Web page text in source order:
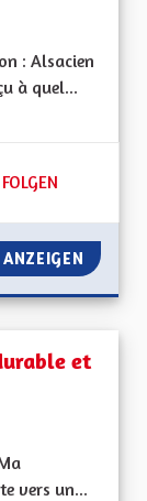
: Alsacien
à quel...
54 FOLLOWER
FOLGEN
AMÉLIORER
et
vers un...